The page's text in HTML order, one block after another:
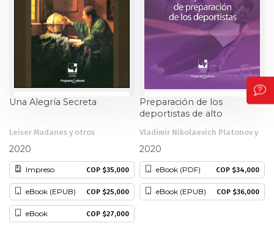
Una Alegría Secreta
Leiser Madanes y otros
2020
Impreso COP $35,000
eBook (EPUB) COP $25,000
eBook COP $27,000
Preparación de los
deportistas de alto
metodología
Vladimir Nikolaevich Platonov y
2020
eBook (PDF) COP $34,000
eBook (EPUB) COP $36,000